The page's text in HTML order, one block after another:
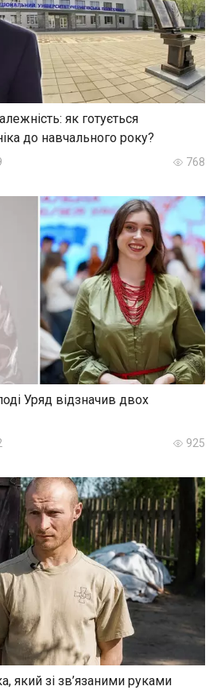
як готується
до навчального року?
768
Уряд відзначив двох
925
який зі зв’язаними руками